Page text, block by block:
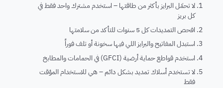
لا تحمّل البرايز بأكثر من طاقتها – استخدم مشترك واحد فقط في
كل بريز
افحص التمديدات كل 5 سنوات للتأكد من سلامتها
استبدل المفاتيح والبرايز اللي فيها سخونة أو تلف فوراً
استخدم قواطع حماية أرضية (GFCI) في الحمامات والمطابخ
لا تستخدم أسلاك تمديد بشكل دائم – هي للاستخدام المؤقت
فقط